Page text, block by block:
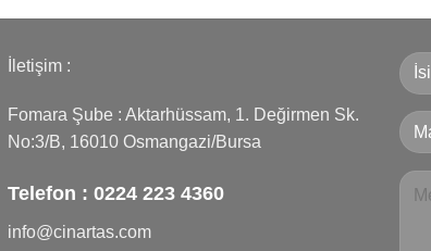
İletişim :
Fomara Şube : Aktarhüssam, 1. Değirmen Sk.
No:3/B, 16010 Osmangazi/Bursa
Telefon : 0224 223 4360
info@cinartas.com